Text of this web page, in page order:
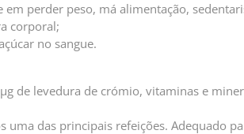
perder peso, má alimentação,
corporal;
no sangue.
de levedura de crómio, vitaminas e
uma das principais refeições. Adequado